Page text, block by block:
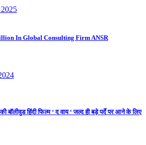
In Global Consulting Firm ANSR
बॉलीवुड हिंदी फिल्म ‘ द वाय ‘ जल्द ही बड़े पर्दे पर आने के लिए